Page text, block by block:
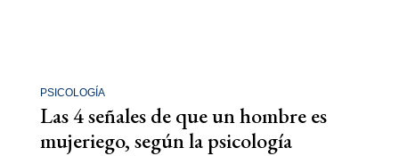
PSICOLOGÍA
Las 4 señales de que un hombre es
mujeriego, según la psicología